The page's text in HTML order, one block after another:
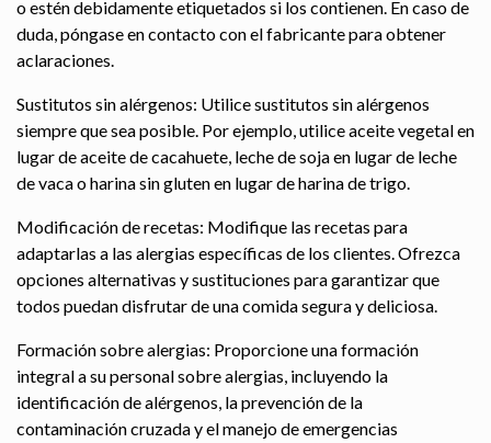
o estén debidamente etiquetados si los contienen. En caso de
duda, póngase en contacto con el fabricante para obtener
aclaraciones.
Sustitutos sin alérgenos: Utilice sustitutos sin alérgenos
siempre que sea posible. Por ejemplo, utilice aceite vegetal en
lugar de aceite de cacahuete, leche de soja en lugar de leche
de vaca o harina sin gluten en lugar de harina de trigo.
Modificación de recetas: Modifique las recetas para
adaptarlas a las alergias específicas de los clientes. Ofrezca
opciones alternativas y sustituciones para garantizar que
todos puedan disfrutar de una comida segura y deliciosa.
Formación sobre alergias: Proporcione una formación
integral a su personal sobre alergias, incluyendo la
identificación de alérgenos, la prevención de la
contaminación cruzada y el manejo de emergencias